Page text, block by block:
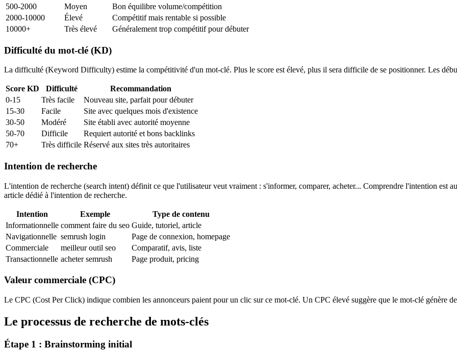
500-2000
Moyen
Bon équilibre volume/compétition
2000-10000
Élevé
Compétitif mais rentable si possible
10000+
Très élevé Généralement trop compétitif pour débuter
Difficulté du mot-clé (KD)
La difficulté (Keyword Difficulty) estime la compétitivité d'un mot-clé. Plus le score est élevé, plus il sera difficile de se positionner. Les
Score KD Difficulté
Recommandation
0-15
Très facile
Nouveau site, parfait pour débuter
15-30
Facile
Site avec quelques mois d'existence
30-50
Modéré
Site établi avec autorité moyenne
50-70
Difficile
Requiert autorité et bons backlinks
70+
Très difficile Réservé aux sites très autoritaires
Intention de recherche
L'intention de recherche (search intent) définit ce que l'utilisateur veut vraiment : s'informer, comparer, acheter... Comprendre l'intention est
article dédié à l'intention de recherche.
Intention Exemple
Type de contenu
Informationnelle comment faire du seo Guide, tutoriel, article
Navigationnelle semrush login
Page de connexion, homepage
Commerciale
meilleur outil seo
Comparatif, avis, liste
Transactionnelle acheter semrush Page produit, pricing
Valeur commerciale (CPC)
Le CPC (Cost Per Click) indique combien les annonceurs paient pour un clic sur ce mot-clé. Un CPC élevé suggère que le mot-clé génère
Le processus de recherche de mots-clés
Étape 1 : Brainstorming initial